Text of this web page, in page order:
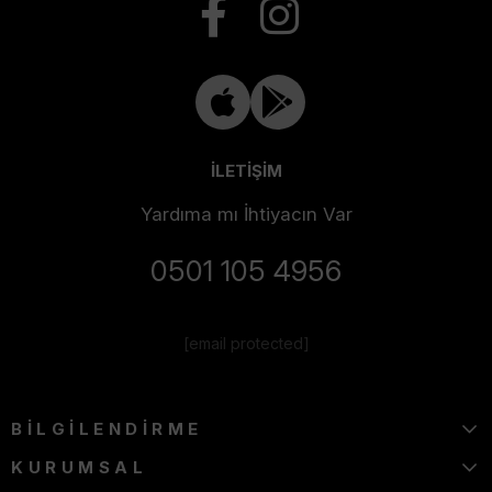
İLETİŞİM
Yardıma mı İhtiyacın Var
0501 105 4956
[email protected]
BİLGİLENDİRME
KURUMSAL